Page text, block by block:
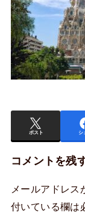
ポスト シ
コメントを残
メールアドレス
付いている欄は